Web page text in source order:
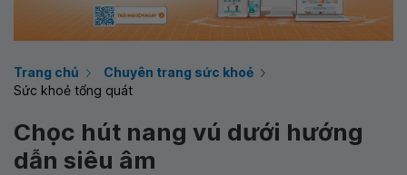
Trang chủ
Chuyên trang sức khoẻ
Sức khoẻ tổng quát
Chọc hút nang vú dưới hướng
dẫn siêu âm